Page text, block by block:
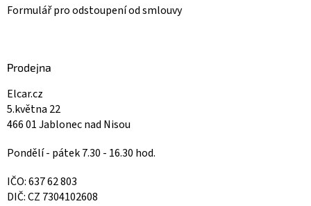
Formulář pro odstoupení od smlouvy
Prodejna
Elcar.cz
5.května 22
466 01 Jablonec nad Nisou
Pondělí - pátek 7.30 - 16.30 hod.
IČO: 637 62 803
DIČ: CZ 7304102608